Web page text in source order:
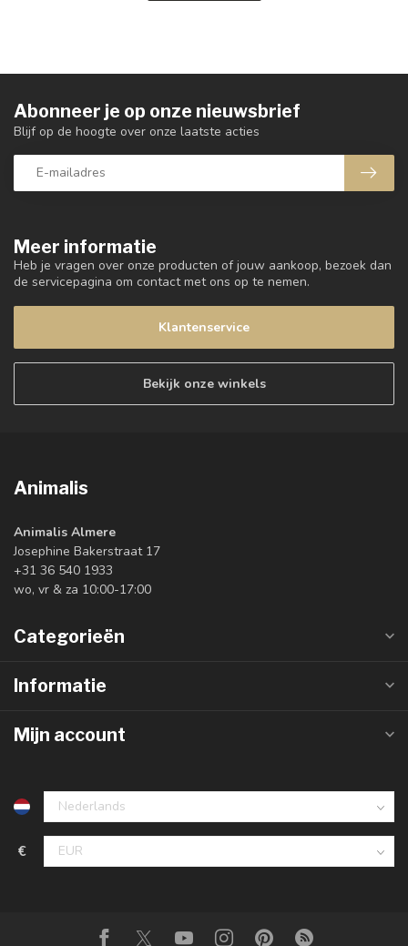
Meer informatie
Heb je vragen over onze producten of jouw aankoop, bezoek dan
de servicepagina om contact met ons op te nemen.
Klantenservice
Bekijk onze winkels
Abonneer je op onze nieuwsbrief
Blijf op de hoogte over onze laatste acties
Animalis
Animalis Almere
Josephine Bakerstraat 17
+31 36 540 1933
wo, vr & za 10:00-17:00
Categorieën
Informatie
Mijn account
€